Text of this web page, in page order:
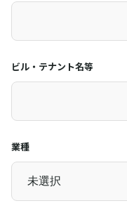
ビル・テナント名等
業種